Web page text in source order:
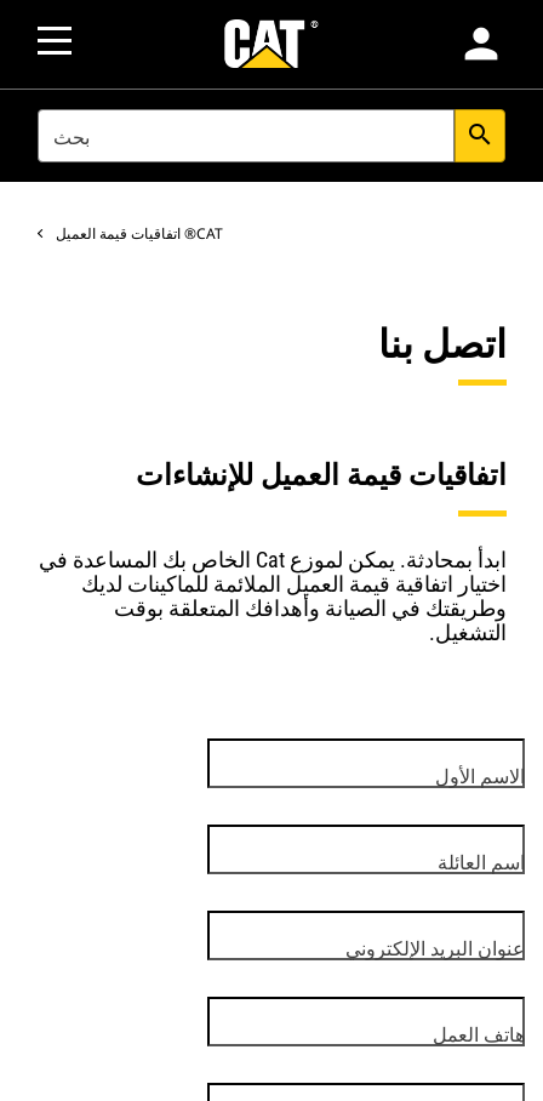
person
SEARCH search
اتفاقيات قيمة العميل ®CAT
اتصل بنا
اتفاقيات قيمة العميل للإنشاءات
ابدأ بمحادثة. يمكن لموزع Cat الخاص بك المساعدة في
اختيار اتفاقية قيمة العميل الملائمة للماكينات لديك
وطريقتك في الصيانة وأهدافك المتعلقة بوقت
التشغيل.
الاسم الأول
اسم العائلة
عنوان البريد الإلكتروني
هاتف العمل